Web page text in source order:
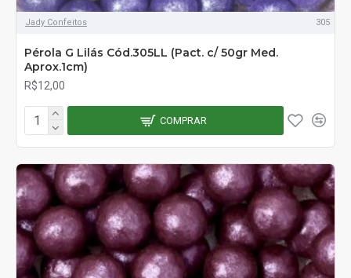
Jady Confeitos 305
Pérola G Lilás Cód.305LL (Pact. c/ 50gr Med.
Aprox.1cm)
R$12,00
COMPRAR